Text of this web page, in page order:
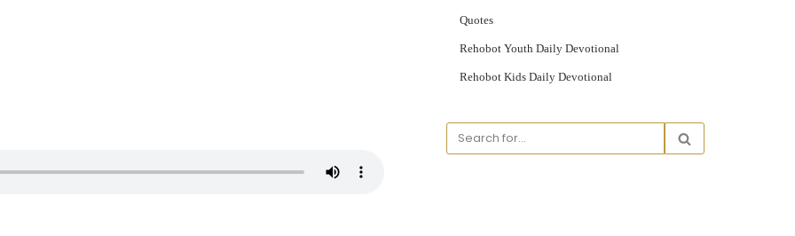
Quotes
Rehobot Youth Daily Devotional
Rehobot Kids Daily Devotional